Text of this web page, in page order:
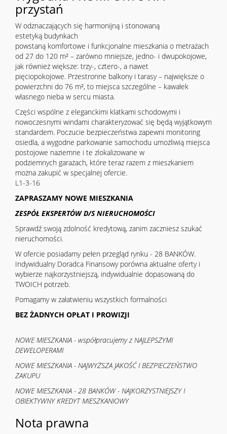
przystań
W odznaczających się harmonijną i stonowaną
estetyką budynkach
powstaną komfortowe i funkcjonalne mieszkania o metrażach
od 27 do 120 m² – zarówno mniejsze, jedno- i dwupokojowe,
jak również większe: trzy-, cztero-, a nawet
pięciopokojowe. Przestronne balkony i tarasy – największe o
powierzchni do 76 m², to miejsca szczególne – kawałek
własnego nieba w sercu miasta.
Części wspólne z eleganckimi klatkami schodowymi i
nowoczesnymi windami charakteryzować się będą wyjątkowym
standardem. Poczucie bezpieczeństwa zapewni monitoring
osiedla, a wygodne parkowanie samochodu umożliwią miejsca
postojowe naziemne i te zlokalizowane w
podziemnych garażach, które teraz razem z mieszkaniem
można zakupić w specjalnej ofercie.
L1-3-16
ZAPRASZAMY NOWE MIESZKANIA
ZESPÓŁ EKSPERTÓW D/S NIERUCHOMOŚCI
Sprawdź swoją zdolność kredytową, zanim zaczniesz szukać
nieruchomości.
W ofercie posiadamy pełen przegląd rynku - 28 BANKÓW.
Indywidualny Doradca Finansowy porówna aktualne oferty i
wybierze najkorzystniejszą, indywidualnie dopasowaną do
TWOICH potrzeb.
Pomagamy w załatwieniu wszystkich formalności
BEZ ŻADNYCH OPŁAT I PROWIZJI
NOWE MIESZKANIA - współpracujemy z NAJLEPSZYMI
DEWELOPERAMI
NOWE MIESZKANIA - NAJWYŻSZA JAKOŚĆ I BEZPIECZEŃSTWO
ZAKUPU
NOWE MIESZKANIA - 28 BANKÓW - NAJKORZYSTNIEJSZY I
OBIEKTYWNY KREDYT MIESZKANIOWY
Nota prawna